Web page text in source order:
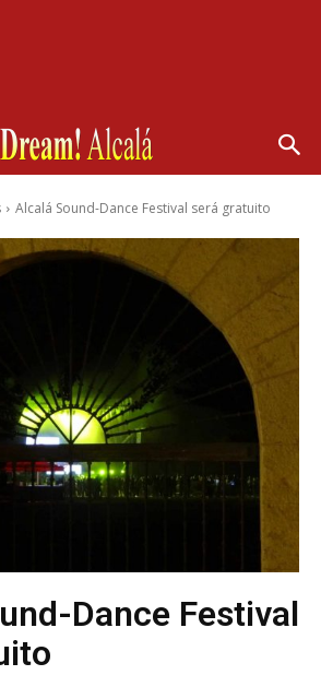
Alcalá Sound-Dance Festival será gratuito
Dance Festival